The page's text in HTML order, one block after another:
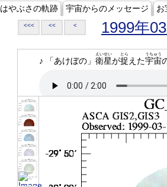
はやぶさの軌跡 宇宙からのメッセージ お
<<< << < 1999年03
♪ 「あけぼの」 衛星
えいせい
が捉
とら
えた宇宙
うちゅう